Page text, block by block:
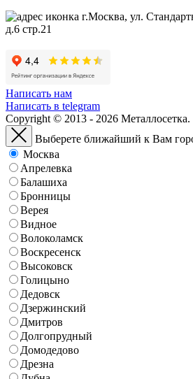
г.Москва, ул.
д.6 стр.21
Написать нам
Написать в telegram
Copyright © 2013 - 2026
Выберете ближайший к Вам
Москва
Апрелевка
Балашиха
Бронницы
Верея
Видное
Волоколамск
Воскресенск
Высоковск
Голицыно
Дедовск
Дзержинский
Дмитров
Долгопрудный
Домодедово
Дрезна